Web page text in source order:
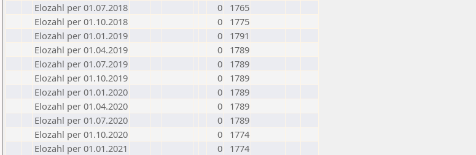
Elozahl per 01.07.2018
0
1765
Elozahl per 01.10.2018
0
1775
Elozahl per 01.01.2019
0
1791
Elozahl per 01.04.2019
0
1789
Elozahl per 01.07.2019
0
1789
Elozahl per 01.10.2019
0
1789
Elozahl per 01.01.2020
0
1789
Elozahl per 01.04.2020
0
1789
Elozahl per 01.07.2020
0
1789
Elozahl per 01.10.2020
0
1774
Elozahl per 01.01.2021
0
1774